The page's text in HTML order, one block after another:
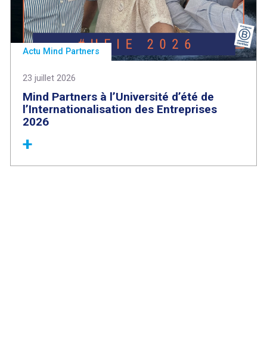
Actu Mind Partners
23 juillet 2026
Mind Partners à l’Université d’été de
l’Internationalisation des Entreprises
2026